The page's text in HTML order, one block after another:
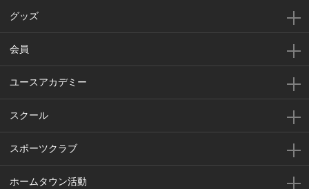
グッズ
会員
ユースアカデミー
スクール
スポーツクラブ
ホームタウン活動